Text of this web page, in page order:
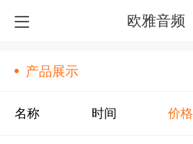
欧雅音频
产品展示
名称 时间 价格